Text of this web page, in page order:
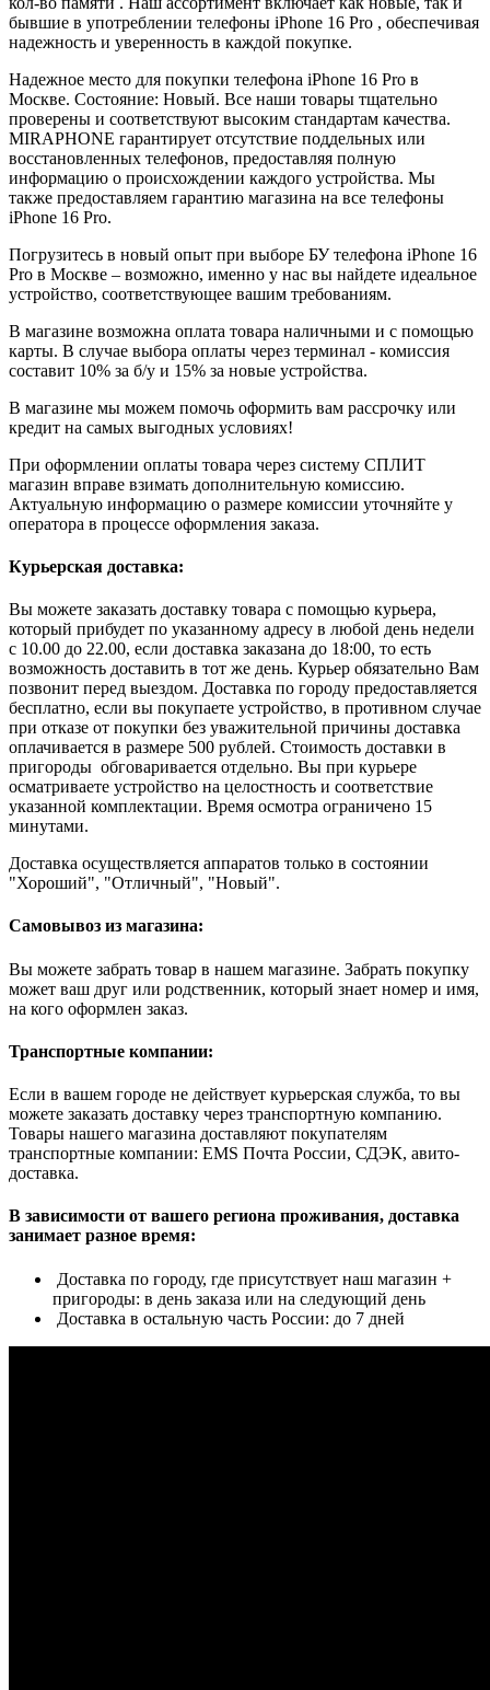
бывшие в употреблении телефоны iPhone 16 Pro , обеспечивая
надежность и уверенность в каждой покупке.
Надежное место для покупки телефона iPhone 16 Pro в
Москве. Состояние: Новый. Все наши товары тщательно
проверены и соответствуют высоким стандартам качества.
MIRAPHONE гарантирует отсутствие поддельных или
восстановленных телефонов, предоставляя полную
информацию о происхождении каждого устройства. Мы
также предоставляем гарантию магазина на все телефоны
iPhone 16 Pro.
Погрузитесь в новый опыт при выборе БУ телефона iPhone 16
Pro в Москве – возможно, именно у нас вы найдете идеальное
устройство, соответствующее вашим требованиям.
В магазине возможна оплата товара наличными и с помощью
карты. В случае выбора оплаты через терминал - комиссия
составит 10% за б/у и 15% за новые устройства.
В магазине мы можем помочь оформить вам рассрочку или
кредит на самых выгодных условиях!
При оформлении оплаты товара через систему СПЛИТ
магазин вправе взимать дополнительную комиссию.
Актуальную информацию о размере комиссии уточняйте у
оператора в процессе оформления заказа.
Курьерская доставка:
Вы можете заказать доставку товара с помощью курьера,
который прибудет по указанному адресу в любой день недели
с 10.00 до 22.00, если доставка заказана до 18:00, то есть
возможность доставить в тот же день. Курьер обязательно Вам
позвонит перед выездом. Доставка по городу предоставляется
бесплатно, если вы покупаете устройство, в противном случае
при отказе от покупки без уважительной причины доставка
оплачивается в размере 500 рублей. Стоимость доставки в
пригороды обговаривается отдельно. Вы при курьере
осматриваете устройство на целостность и соответствие
указанной комплектации. Время осмотра ограничено 15
минутами.
Доставка осуществляется аппаратов только в состоянии
"Хороший", "Отличный", "Новый".
Самовывоз из магазина:
Вы можете забрать товар в нашем магазине. Забрать покупку
может ваш друг или родственник, который знает номер и имя,
на кого оформлен заказ.
Транспортные компании:
Если в вашем городе не действует курьерская служба, то вы
можете заказать доставку через транспортную компанию.
Товары нашего магазина доставляют покупателям
транспортные компании: EMS Почта России, СДЭК, авито-
доставка.
В зависимости от вашего региона проживания, доставка
занимает разное время:
Доставка по городу, где присутствует наш магазин +
пригороды: в день заказа или на следующий день
Доставка в остальную часть России: до 7 дней